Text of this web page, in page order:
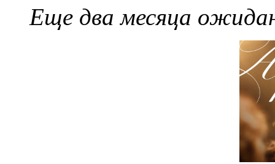
Еще два месяца